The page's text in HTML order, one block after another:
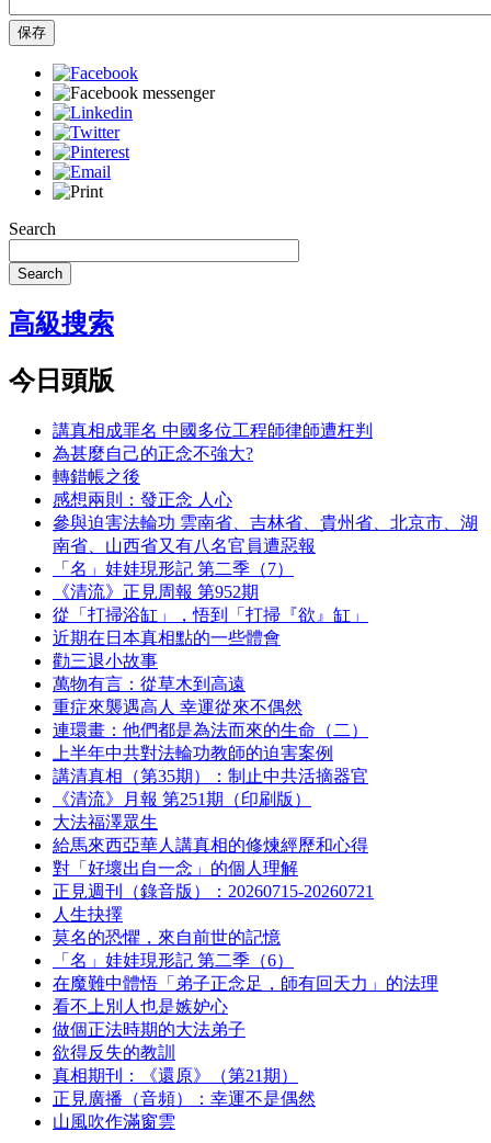
保存
Search
Search
高級搜索
今日頭版
講真相成罪名 中國多位工程師律師遭枉判
為甚麼自己的正念不強大?
轉錯帳之後
感想兩則：發正念 人心
參與迫害法輪功 雲南省、吉林省、貴州省、北京市、湖
南省、山西省又有八名官員遭惡報
「名」娃娃現形記 第二季（7）
《清流》正見周報 第952期
從「打掃浴缸」，悟到「打掃『欲』缸」
近期在日本真相點的一些體會
勸三退小故事
萬物有言：從草木到高遠
重症來襲遇高人 幸運從來不偶然
連環畫：他們都是為法而來的生命（二）
上半年中共對法輪功教師的迫害案例
講清真相（第35期）：制止中共活摘器官
《清流》月報 第251期（印刷版）
大法福澤眾生
給馬來西亞華人講真相的修煉經歷和心得
對「好壞出自一念」的個人理解
正見週刊（錄音版）：20260715-20260721
人生抉擇
莫名的恐懼，來自前世的記憶
「名」娃娃現形記 第二季（6）
在魔難中體悟「弟子正念足，師有回天力」的法理
看不上別人也是嫉妒心
做個正法時期的大法弟子
欲得反失的教訓
真相期刊：《還原》（第21期）
正見廣播（音頻）：幸運不是偶然
山風吹作滿窗雲